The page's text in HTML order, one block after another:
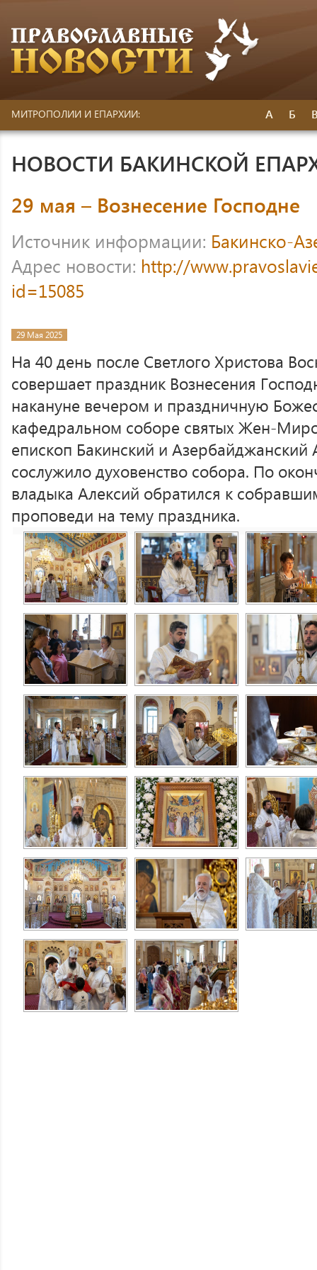
МИТРОПОЛИИ И ЕПАРХИИ: А Б
НОВОСТИ БАКИНСКОЙ
29 мая – Вознесение Господне
Источник информации: Бакинско-
Адрес новости: http://
id=15085
29 Мая 2025
На 40 день после Светлого Христова
совершает праздник Вознесения
накануне вечером и праздничную
кафедральном соборе святых Жен-
епископ Бакинский и
сослужило духовенство собора. По
владыка Алексий обратился к
проповеди на тему праздника.